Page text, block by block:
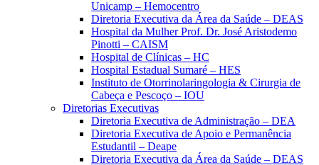
Unicamp – Hemocentro
Diretoria Executiva da Área da Saúde – DEAS
Hospital da Mulher Prof. Dr. José Aristodemo
Pinotti – CAISM
Hospital de Clínicas – HC
Hospital Estadual Sumaré – HES
Instituto de Otorrinolaringologia & Cirurgia de
Cabeça e Pescoço – IOU
Diretorias Executivas
Diretoria Executiva de Administração – DEA
Diretoria Executiva de Apoio e Permanência
Estudantil – Deape
Diretoria Executiva da Área da Saúde – DEAS